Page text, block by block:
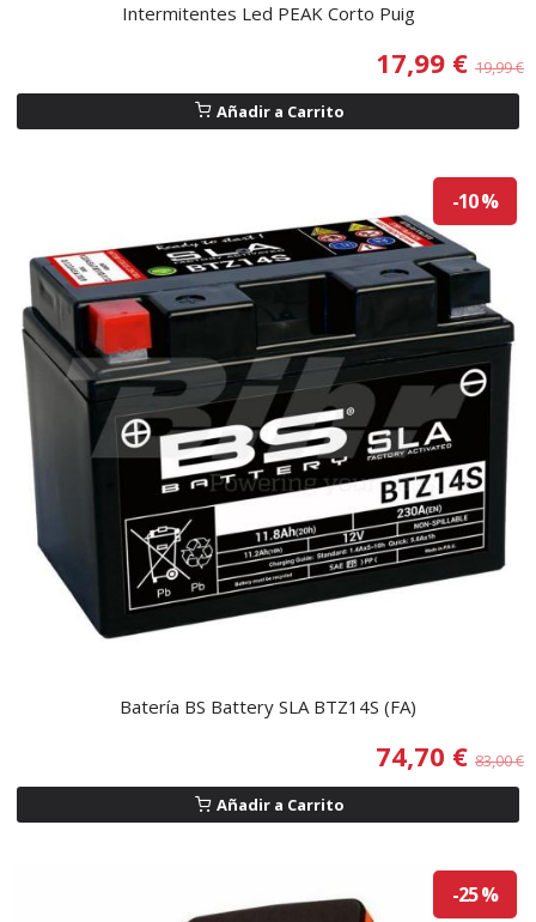
Intermitentes Led PEAK Corto Puig
17,99 € 19,99 €
Añadir a Carrito
-10 %
Batería BS Battery SLA BTZ14S (FA)
74,70 € 83,00 €
Añadir a Carrito
-25 %